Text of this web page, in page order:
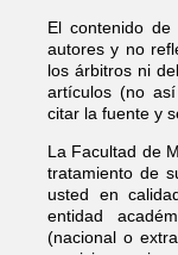
El contenido
autores y no
los árbitros ni
artículos (no
citar la fuente y
La Facultad de
tratamiento de
usted en
entidad
(nacional o